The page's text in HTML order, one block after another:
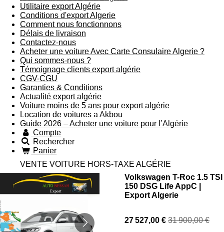
Utilitaire export Algérie
Conditions d'export Algerie
Comment nous fonctionnons
Délais de livraison
Contactez-nous
Acheter une voiture Avec Carte Consulaire Algerie ?
Qui sommes-nous ?
Témoignage clients export algérie
CGV-CGU
Garanties & Conditions
Actualité export algérie
Voiture moins de 5 ans pour export algérie
Location de voitures a Akbou
Guide 2026 – Acheter une voiture pour l’Algérie
Compte
Rechercher
Panier
VENTE VOITURE HORS-TAXE ALGÉRIE
Volkswagen T-Roc 1.5 TSI
150 DSG Life AppC |
Export Algerie
27 527,00 € 31 900,00 €